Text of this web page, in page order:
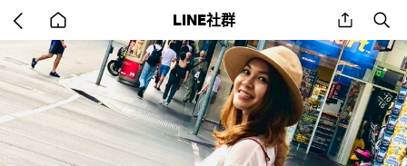
back
to
home
LINE社群 share